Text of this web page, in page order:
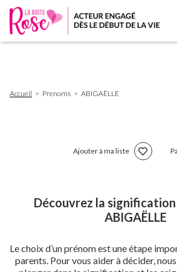
d'Ariane
Accueil Prenoms ABIGAËLLE
Ajouter à ma liste
Découvrez la
ABIGAËLLE
Le choix d’un prénom est une étape
parents. Pour vous aider à décider,